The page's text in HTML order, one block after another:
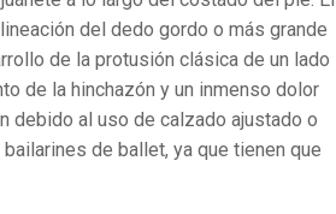
del dedo gordo o más grande
de la protusión clásica de un lado
de la hinchazón y un inmenso dolor
debido al uso de calzado ajustado o
de ballet, ya que tienen que